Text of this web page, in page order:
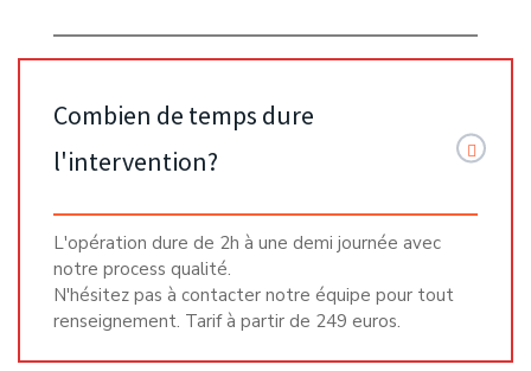
Combien de temps dure
l'intervention?
L'opération dure de 2h à une demi journée avec
notre process qualité.
N'hésitez pas à contacter notre équipe pour tout
renseignement. Tarif à partir de 249 euros.